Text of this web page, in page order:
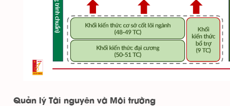
Quản lý Tài nguyên và Môi trường